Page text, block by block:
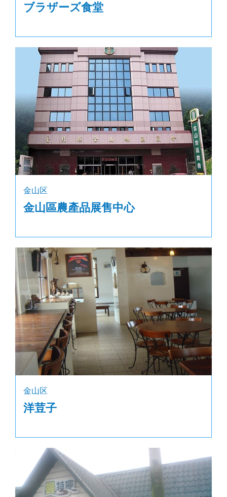
ブラザーズ食堂
金山区
金山區農產品展售中心
金山区
洋荳子